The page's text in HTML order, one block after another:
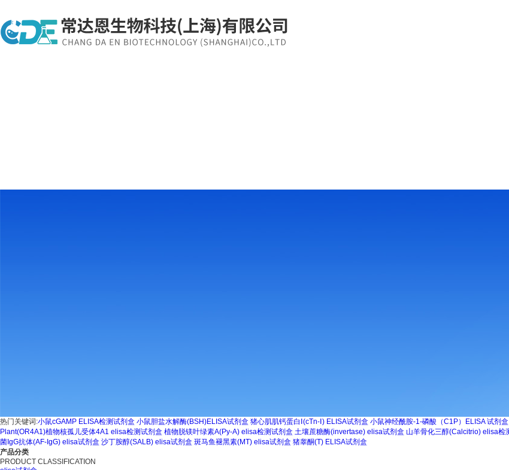
热门关键词:小鼠cGAMP ELISA检测试剂盒 小鼠胆盐水解酶(BSH)ELISA试剂盒 猪心肌肌钙蛋白Ⅰ(cTn-Ⅰ) ELISA试剂盒 小鼠神经酰胺-1-磷酸（C1P）ELISA 试剂盒
Plant(OR4A1)植物核孤儿受体4A1 elisa检测试剂盒 植物脱镁叶绿素A(Py-A) elisa检测试剂盒 土壤蔗糖酶(invertase) elisa试剂盒 山羊骨化三醇(Calcitrio) elisa检
菌IgG抗体(AF-IgG) elisa试剂盒 沙丁胺醇(SALB) elisa试剂盒 斑马鱼褪黑素(MT) elisa试剂盒 猪睾酮(T) ELISA试剂盒
产品分类
PRODUCT CLASSIFICATION